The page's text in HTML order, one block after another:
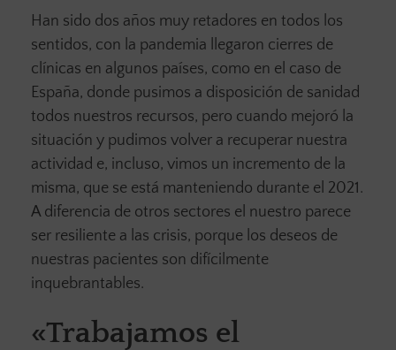
Han sido dos años muy retadores en todos los
sentidos, con la pandemia llegaron cierres de
clínicas en algunos países, como en el caso de
España, donde pusimos a disposición de sanidad
todos nuestros recursos, pero cuando mejoró la
situación y pudimos volver a recuperar nuestra
actividad e, incluso, vimos un incremento de la
misma, que se está manteniendo durante el 2021.
A diferencia de otros sectores el nuestro parece
ser resiliente a las crisis, porque los deseos de
nuestras pacientes son difícilmente
inquebrantables.
«Trabajamos el